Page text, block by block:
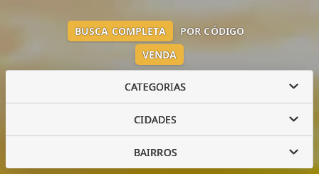
VENDA
BUSCA COMPLETA POR CÓDIGO
CATEGORIAS
CIDADES
BAIRROS